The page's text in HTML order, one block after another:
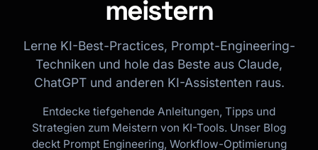
meistern
Lerne KI-Best-Practices, Prompt-Engineering-
Techniken und hole das Beste aus Claude,
ChatGPT und anderen KI-Assistenten raus.
Entdecke tiefgehende Anleitungen, Tipps und
Strategien zum Meistern von KI-Tools. Unser Blog
deckt Prompt Engineering, Workflow-Optimierung